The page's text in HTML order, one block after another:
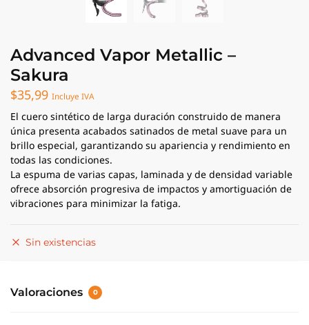
Advanced Vapor Metallic –
Sakura
$35,99 Incluye IVA
El cuero sintético de larga duración construido de manera
única presenta acabados satinados de metal suave para un
brillo especial, garantizando su apariencia y rendimiento en
todas las condiciones.
La espuma de varias capas, laminada y de densidad variable
ofrece absorción progresiva de impactos y amortiguación de
vibraciones para minimizar la fatiga.
Sin existencias
Valoraciones 0